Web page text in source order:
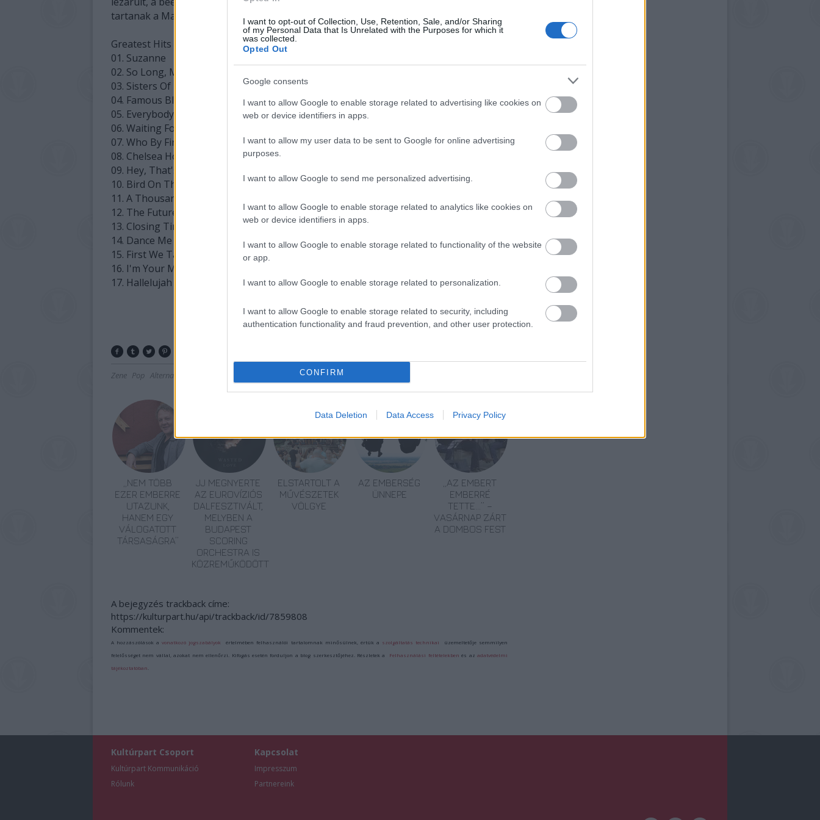
I want to opt-out of Collection, Use, Retention, Sale, and/or Sharing
of my Personal Data that Is Unrelated with the Purposes for which it
was collected.
Opted Out
Google consents
I want to allow Google to enable storage related to advertising like cookies on
web or device identifiers in apps.
I want to allow my user data to be sent to Google for online advertising
purposes.
I want to allow Google to send me personalized advertising.
I want to allow Google to enable storage related to analytics like cookies on
web or device identifiers in apps.
I want to allow Google to enable storage related to functionality of the website
or app.
I want to allow Google to enable storage related to personalization.
I want to allow Google to enable storage related to security, including
authentication functionality and fraud prevention, and other user protection.
CONFIRM
Data Deletion Data Access Privacy Policy
tartanak a Mammut Libriben.
Greatest Hits dallista
01. Suzanne
02. So Long, Marianne
03. Sisters Of Mercy
04. Famous Blue Raincoat
05. Everybody Knows
06. Waiting For The Miracle
07. Who By Fire
08. Chelsea Hotel #2
09. Hey, That's No Way To Say Goodbye
10. Bird On The Wire
11. A Thousand Kisses Deep
12. The Future
13. Closing Time
14. Dance Me To The End Of Love
15. First We Take Manhattan
16. I'm Your Man
17. Hallelujah
Zene Pop Alternatív
„NEM TÖBB
EZER EMBERRE
UTAZUNK,
HANEM EGY
VÁLOGATOTT
TÁRSASÁGRA”
JJ MEGNYERTE
AZ EUROVÍZIÓS
DALFESZTIVÁLT,
MELYBEN A
BUDAPEST
SCORING
ORCHESTRA IS
KÖZREMŰKÖDÖTT
ELSTARTOLT A
MŰVÉSZETEK
VÖLGYE
AZ EMBERSÉG
ÜNNEPE
„AZ EMBERT
EMBERRÉ
TETTE…” –
VASÁRNAP ZÁRT
A DOMBOS FEST
A bejegyzés trackback címe:
https://kulturpart.hu/api/trackback/id/7859808
Kommentek:
A hozzászólások avonatkozó jogszabályok értelmében felhasználói tartalomnak minősülnek, értük a szolgáltatás technikai üzemeltetője semmilyen
felelősséget nem vállal, azokat nem ellenőrzi. Kifogás esetén forduljon a blog szerkesztőjéhez. Részletek a Felhasználási feltételekben és azadatvédelmi
tájékoztatóban
Kultúrpart Csoport
Kultúrpart Kommunikáció
Rólunk
Kapcsolat
Impresszum
Partnereink